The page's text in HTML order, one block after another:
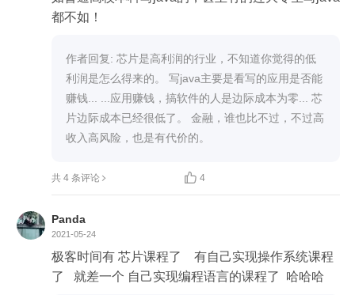
都不如！
作者回复: 芯片是高利润的行业，不知道你觉得的低
利润是怎么得来的。 写java主要是看写的应用是否能
赚钱... ...应用赚钱，搞软件的人是边际成本为零... 芯
片边际成本已经很低了。 金融，谁也比不过，不过高
收入高风险，也是有代价的。
共 4 条评论  4
Panda
2021-05-24
极客时间有 芯片课程了    有自己实现操作系统课程
了   就差一个 自己实现编程语言的课程了  哈哈哈